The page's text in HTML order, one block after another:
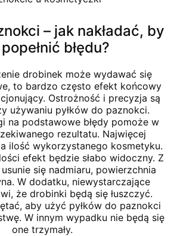
– jak nakładać, by
błędu?
drobinek może wydawać się
to bardzo często efekt końcowy
Ostrożność i precyzja są
używaniu pyłków do paznokci.
na podstawowe błędy pomoże w
rezultatu. Najwięcej
ilość wykorzystanego kosmetyku.
efekt będzie słabo widoczny. Z
się nadmiaru, powierzchnia
W dodatku, niewystarczające
że drobinki będą się łuszczyć.
aby użyć pyłków do paznokci
W innym wypadku nie będą się
one trzymały.